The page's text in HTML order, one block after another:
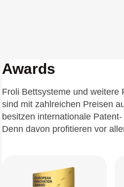
Awards
Froli Bettsysteme und weitere
sind mit zahlreichen Preisen
besitzen internationale
Denn davon profitieren vor